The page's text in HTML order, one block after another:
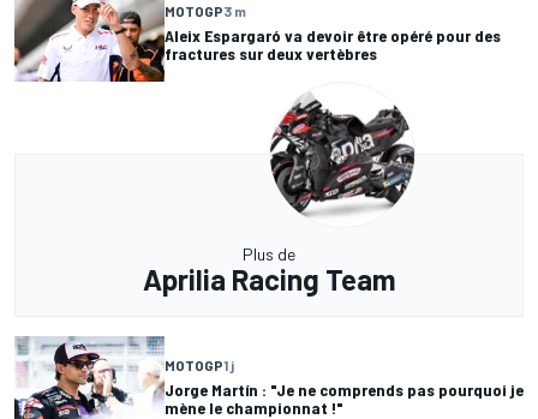
MOTOGP3 m
Aleix Espargaró va devoir être opéré pour des
fractures sur deux vertèbres
Plus de
Aprilia Racing Team
MOTOGP1 j
Jorge Martín : "Je ne comprends pas pourquoi je
mène le championnat !"